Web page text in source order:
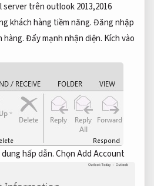
server trên outlook 2013,2016
khách hàng tiềm năng.Đăng nhập
hàng.Đẩy mạnh nhận diện. Kích vào
dung hấp dẫn.Chọn Add Account